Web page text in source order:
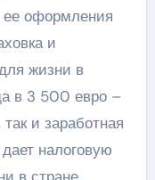
оформления
и
жизни в
в 3 500 евро –
и заработная
налоговую